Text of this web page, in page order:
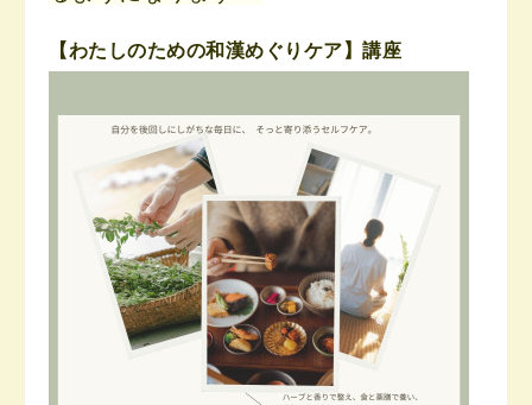
【わたしのための和漢めぐりケア】講座